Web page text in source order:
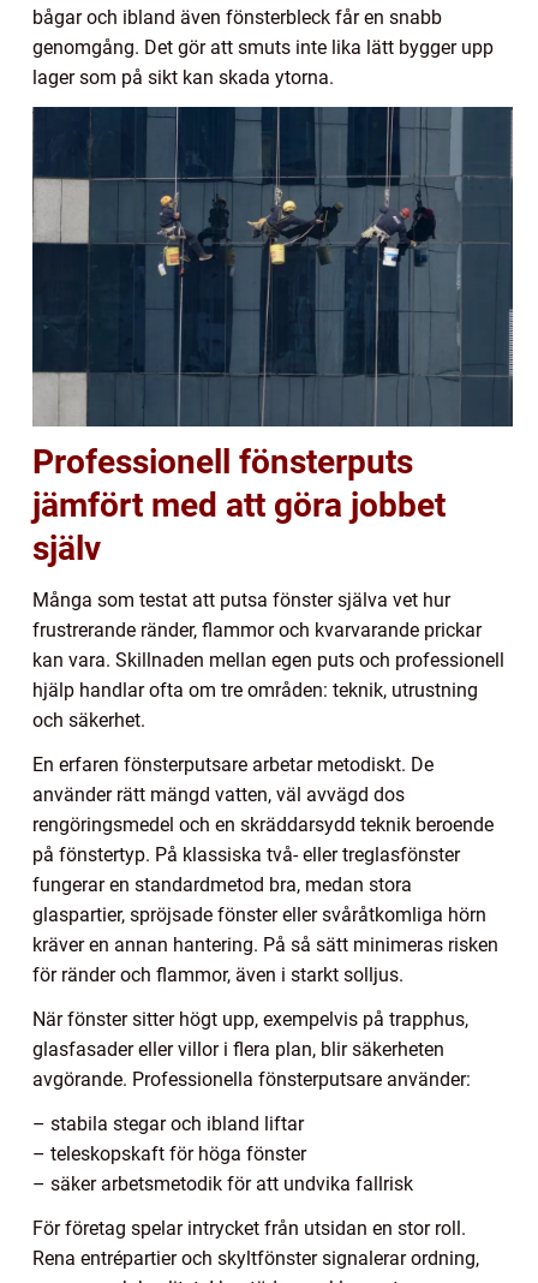
bågar och ibland även fönsterbleck får en snabb
genomgång. Det gör att smuts inte lika lätt bygger upp
lager som på sikt kan skada ytorna.
Professionell fönsterputs
jämfört med att göra jobbet
själv
Många som testat att putsa fönster själva vet hur
frustrerande ränder, flammor och kvarvarande prickar
kan vara. Skillnaden mellan egen puts och professionell
hjälp handlar ofta om tre områden: teknik, utrustning
och säkerhet.
En erfaren fönsterputsare arbetar metodiskt. De
använder rätt mängd vatten, väl avvägd dos
rengöringsmedel och en skräddarsydd teknik beroende
på fönstertyp. På klassiska två- eller treglasfönster
fungerar en standardmetod bra, medan stora
glaspartier, spröjsade fönster eller svåråtkomliga hörn
kräver en annan hantering. På så sätt minimeras risken
för ränder och flammor, även i starkt solljus.
När fönster sitter högt upp, exempelvis på trapphus,
glasfasader eller villor i flera plan, blir säkerheten
avgörande. Professionella fönsterputsare använder:
– stabila stegar och ibland liftar
– teleskopskaft för höga fönster
– säker arbetsmetodik för att undvika fallrisk
För företag spelar intrycket från utsidan en stor roll.
Rena entrépartier och skyltfönster signalerar ordning,